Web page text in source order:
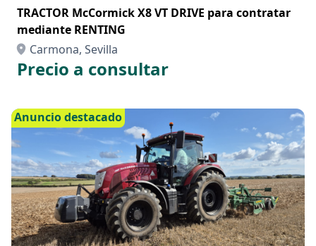
TRACTOR McCormick X8 VT DRIVE para contratar
mediante RENTING
Carmona, Sevilla
Precio a consultar
Anuncio destacado